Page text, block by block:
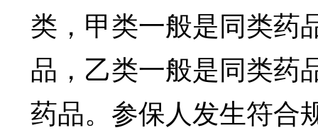
类，甲类一般是同类药
品，乙类一般是同类药
药品。参保人发生符合